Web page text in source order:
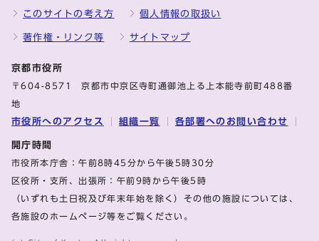
このサイトの考え方 個人情報の取扱い
著作権・リンク等 サイトマップ
京都市役所
〒604-8571 京都市中京区寺町通御池上る上本能寺前町488番
地
市役所へのアクセス 組織一覧 各部署へのお問い合わせ
開庁時間
市役所本庁舎：午前8時45分から午後5時30分
区役所・支所、出張所：午前9時から午後5時
（いずれも土日祝及び年末年始を除く）その他の施設については、
各施設のホームページ等をご覧ください。